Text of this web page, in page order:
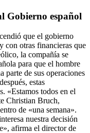
Gobierno español
que el gobierno
con otras financieras que
la compañía se
para que el hombre
parte de sus operaciones
estas
«Estamos todos en el
Christian Bruch,
de «una semana».
nuestra decisión
afirma el director de